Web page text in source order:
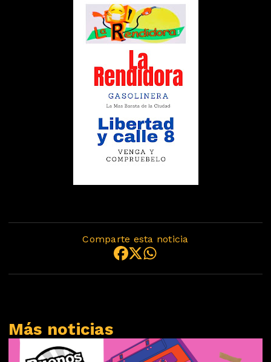
Comparte esta noticia
Más noticias